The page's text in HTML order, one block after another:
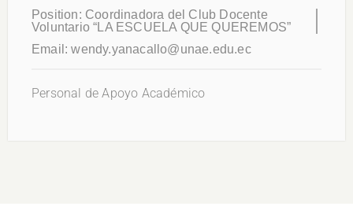
Position: Coordinadora del Club Docente
Voluntario “LA ESCUELA QUE QUEREMOS”
Email:wendy.yanacallo@unae.edu.ec
Personal de Apoyo Académico